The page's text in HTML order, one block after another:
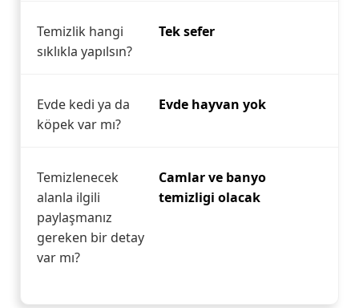
Temizlik hangi
sıklıkla yapılsın?
Tek sefer
Evde kedi ya da
köpek var mı?
Evde hayvan yok
Temizlenecek
alanla ilgili
paylaşmanız
gereken bir detay
var mı?
Camlar ve banyo
temizligi olacak